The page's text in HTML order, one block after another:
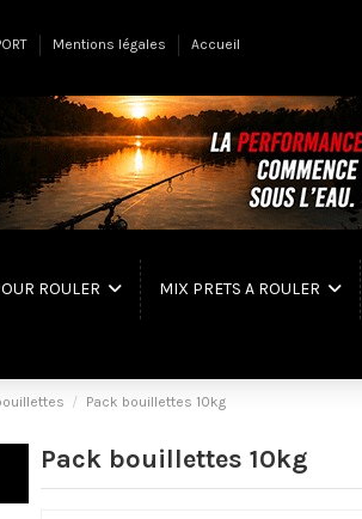
Mentions légales Accueil
ROULER MIX PRETS A ROULER
Pack bouillettes 10kg
Pack bouillettes 10kg